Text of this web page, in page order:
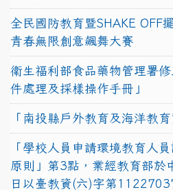
全民國防教育暨SHAKE OFF
青春無限創意飆舞大賽
衛生福利部食品藥物管理署
件處理及採樣操作手冊」
「南投縣戶外教育及海洋教育
「學校人員申請環境教育人
原則」第3點，業經教育部於
日以臺教資(六)字第